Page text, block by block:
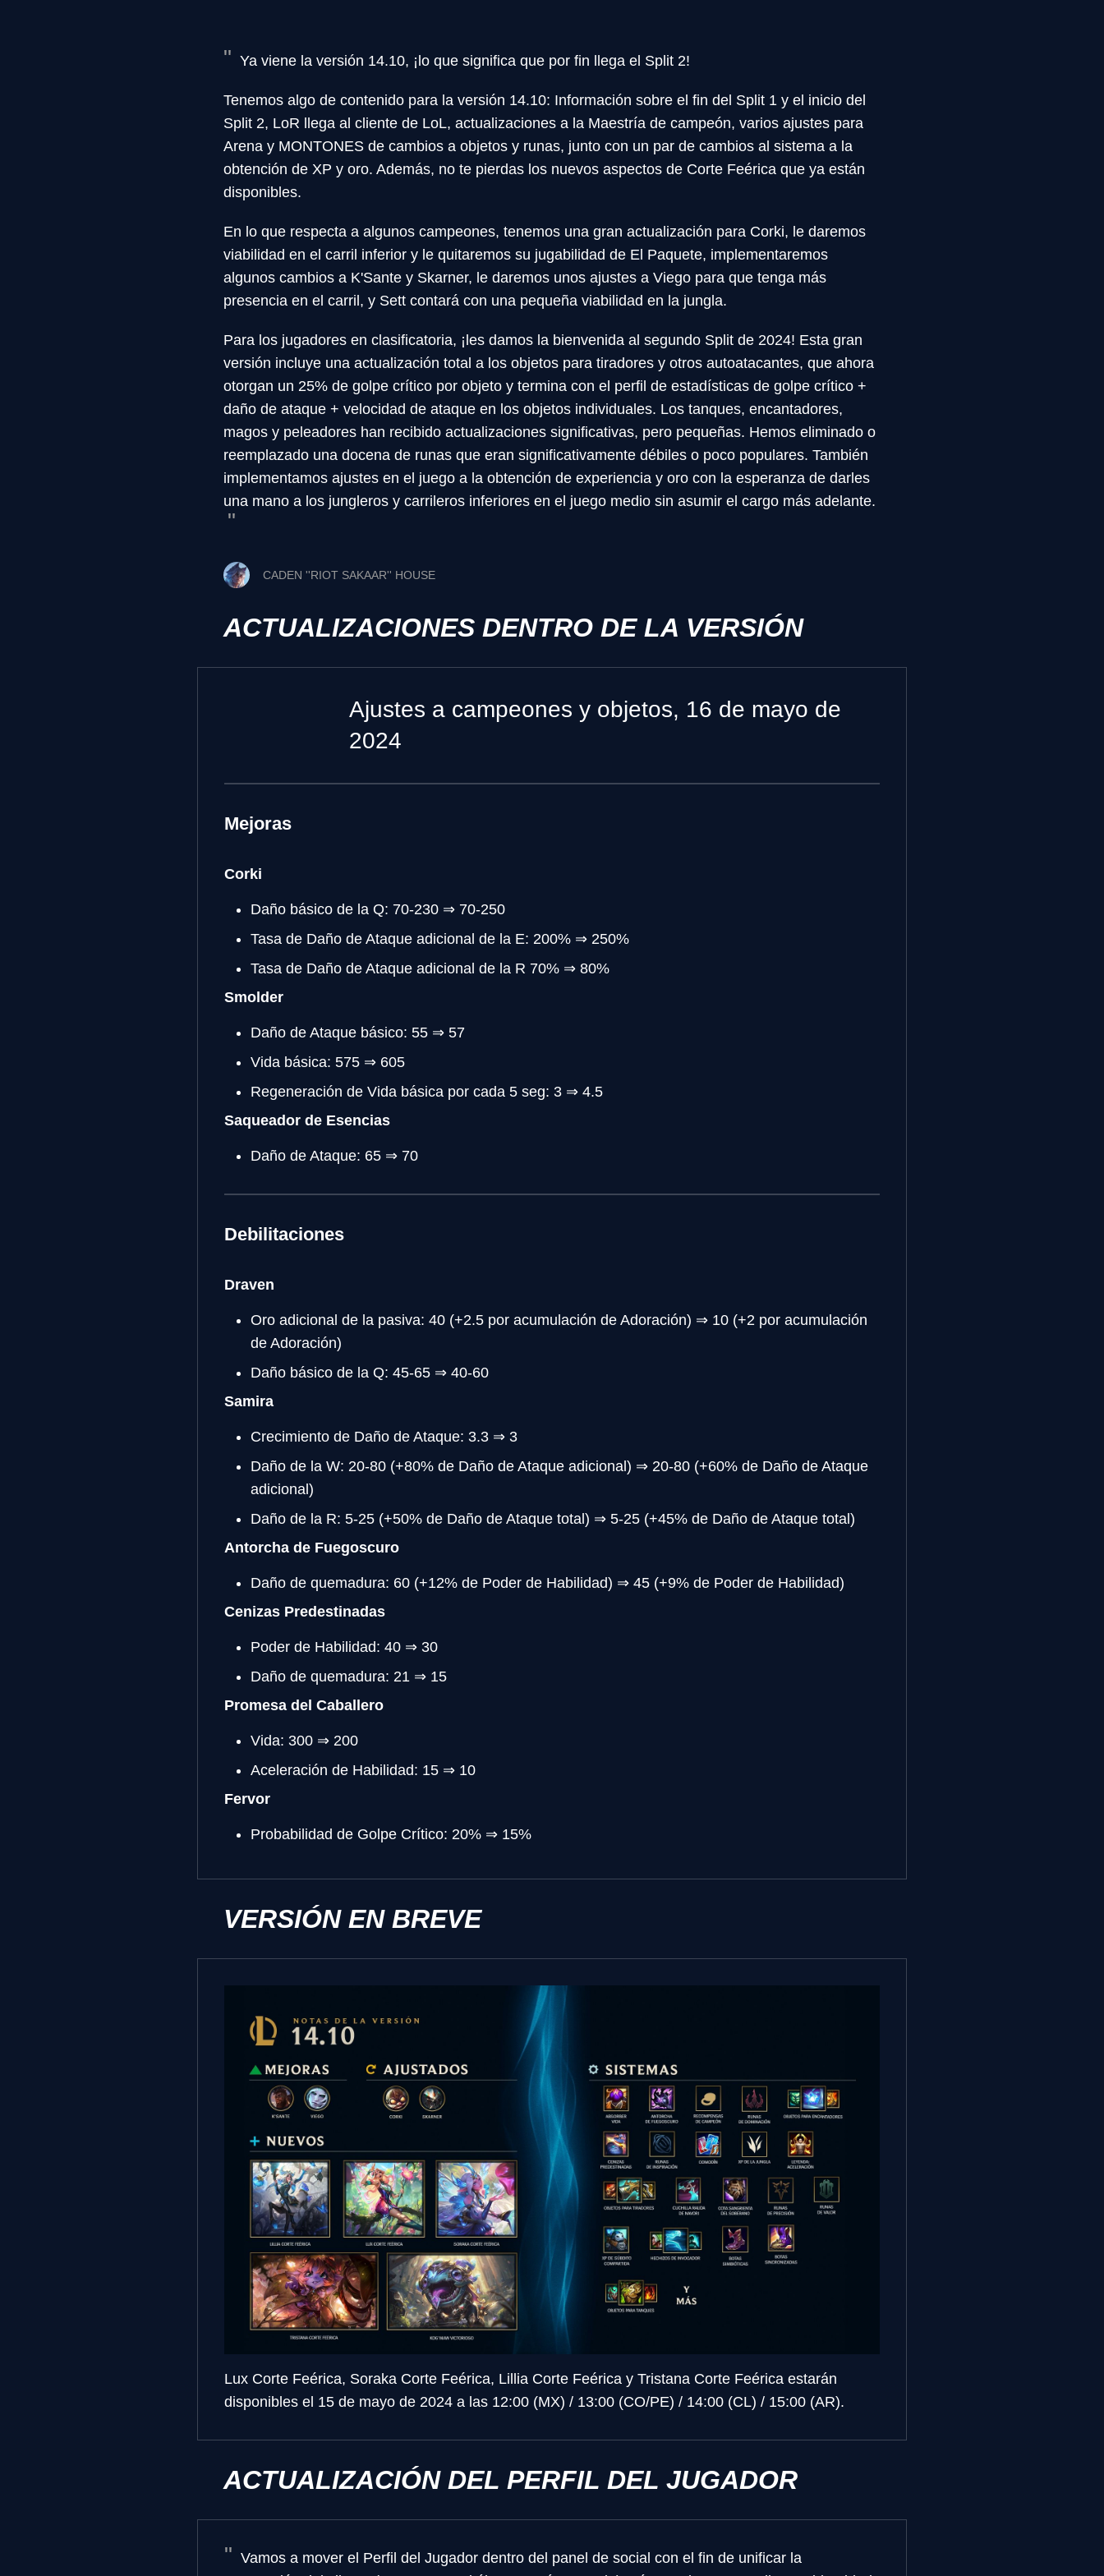
Ya viene la versión 14.10, ¡lo que significa que por fin llega el Split 2!
Tenemos algo de contenido para la versión 14.10: Información sobre el fin del Split 1 y el inicio del
Split 2, LoR llega al cliente de LoL, actualizaciones a la Maestría de campeón, varios ajustes para
Arena y MONTONES de cambios a objetos y runas, junto con un par de cambios al sistema a la
obtención de XP y oro. Además, no te pierdas los nuevos aspectos de Corte Feérica que ya están
disponibles.
En lo que respecta a algunos campeones, tenemos una gran actualización para Corki, le daremos
viabilidad en el carril inferior y le quitaremos su jugabilidad de El Paquete, implementaremos
algunos cambios a K'Sante y Skarner, le daremos unos ajustes a Viego para que tenga más
presencia en el carril, y Sett contará con una pequeña viabilidad en la jungla.
Para los jugadores en clasificatoria, ¡les damos la bienvenida al segundo Split de 2024! Esta gran
versión incluye una actualización total a los objetos para tiradores y otros autoatacantes, que ahora
otorgan un 25% de golpe crítico por objeto y termina con el perfil de estadísticas de golpe crítico +
daño de ataque + velocidad de ataque en los objetos individuales. Los tanques, encantadores,
magos y peleadores han recibido actualizaciones significativas, pero pequeñas. Hemos eliminado o
reemplazado una docena de runas que eran significativamente débiles o poco populares. También
implementamos ajustes en el juego a la obtención de experiencia y oro con la esperanza de darles
una mano a los jungleros y carrileros inferiores en el juego medio sin asumir el cargo más adelante.
CADEN ''RIOT SAKAAR'' HOUSE
ACTUALIZACIONES DENTRO DE LA VERSIÓN
Ajustes a campeones y objetos, 16 de mayo de
2024
Mejoras
Corki
Daño básico de la Q: 70-230 ⇒ 70-250
Tasa de Daño de Ataque adicional de la E: 200% ⇒ 250%
Tasa de Daño de Ataque adicional de la R 70% ⇒ 80%
Smolder
Daño de Ataque básico: 55 ⇒ 57
Vida básica: 575 ⇒ 605
Regeneración de Vida básica por cada 5 seg: 3 ⇒ 4.5
Saqueador de Esencias
Daño de Ataque: 65 ⇒ 70
Debilitaciones
Draven
Oro adicional de la pasiva: 40 (+2.5 por acumulación de Adoración) ⇒ 10 (+2 por acumulación
de Adoración)
Daño básico de la Q: 45-65 ⇒ 40-60
Samira
Crecimiento de Daño de Ataque: 3.3 ⇒ 3
Daño de la W: 20-80 (+80% de Daño de Ataque adicional) ⇒ 20-80 (+60% de Daño de Ataque
adicional)
Daño de la R: 5-25 (+50% de Daño de Ataque total) ⇒ 5-25 (+45% de Daño de Ataque total)
Antorcha de Fuegoscuro
Daño de quemadura: 60 (+12% de Poder de Habilidad) ⇒ 45 (+9% de Poder de Habilidad)
Cenizas Predestinadas
Poder de Habilidad: 40 ⇒ 30
Daño de quemadura: 21 ⇒ 15
Promesa del Caballero
Vida: 300 ⇒ 200
Aceleración de Habilidad: 15 ⇒ 10
Fervor
Probabilidad de Golpe Crítico: 20% ⇒ 15%
VERSIÓN EN BREVE
Lux Corte Feérica, Soraka Corte Feérica, Lillia Corte Feérica y Tristana Corte Feérica estarán
disponibles el 15 de mayo de 2024 a las 12:00 (MX) / 13:00 (CO/PE) / 14:00 (CL) / 15:00 (AR).
ACTUALIZACIÓN DEL PERFIL DEL JUGADOR
Vamos a mover el Perfil del Jugador dentro del panel de social con el fin de unificar la